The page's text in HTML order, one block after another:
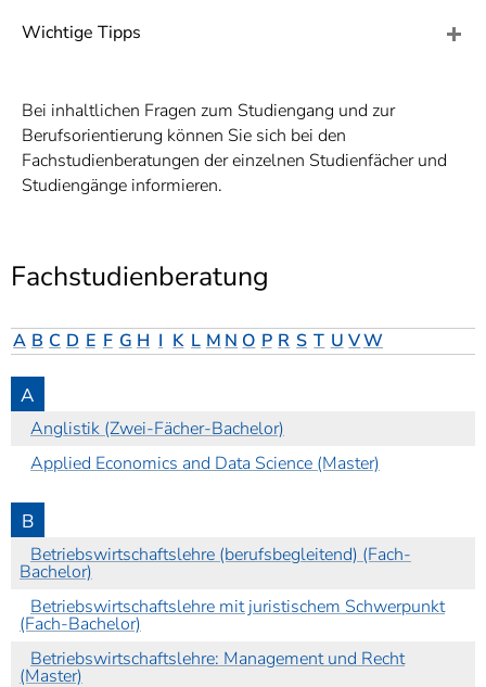
Zur
Brotkrumennavigation
springen[Access-Key
7]
Wichtige Tipps
Bei inhaltlichen Fragen zum Studiengang und zur
Berufsorientierung können Sie sich bei den
Fachstudienberatungen der einzelnen Studienfächer und
Studiengänge informieren.
Fachstudienberatung
A B C D E F G H I K L M N O P R S T U VW
A
Anglistik (Zwei-Fächer-Bachelor)
Applied Economics and Data Science (Master)
B
Betriebswirtschaftslehre (berufsbegleitend) (Fach-
Bachelor)
Betriebswirtschaftslehre mit juristischem Schwerpunkt
(Fach-Bachelor)
Betriebswirtschaftslehre: Management und Recht
(Master)